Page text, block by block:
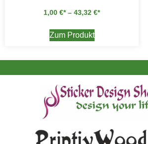
1,00 € – 43,32 €
Zum Produkt